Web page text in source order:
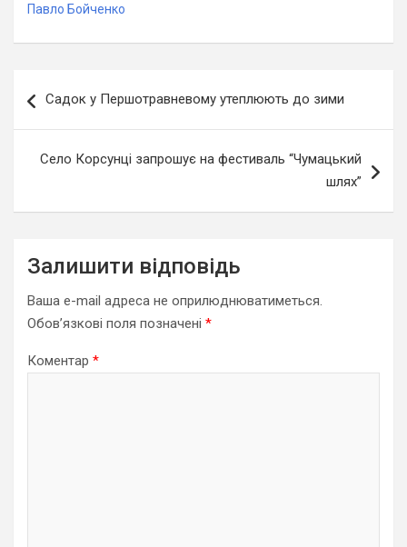
Павло Бойченко
записів
Садок у Першотравневому утеплюють до зими
Село Корсунці запрошує на фестиваль “Чумацький
шлях”
Залишити відповідь
Ваша e-mail адреса не оприлюднюватиметься.
Обов’язкові поля позначені *
Коментар *